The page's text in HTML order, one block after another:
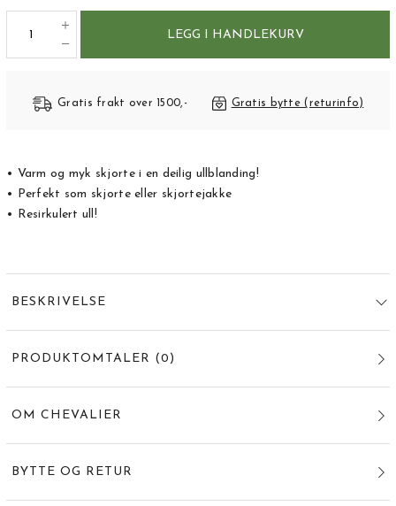
LEGG I HANDLEKURV
Gratis frakt over 1500,- Gratis bytte (returinfo)
• Varm og myk skjorte i en deilig ullblanding!
• Perfekt som skjorte eller skjortejakke
• Resirkulert ull!
BESKRIVELSE
PRODUKTOMTALER (0 )
OM CHEVALIER
BYTTE OG RETUR